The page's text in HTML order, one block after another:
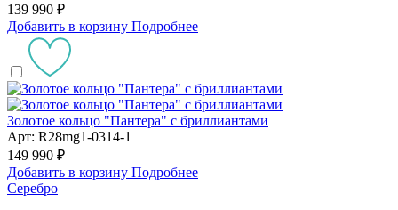
139 990 ₽
Добавить в корзину Подробнее
Золотое кольцо "Пантера" с бриллиантами
Арт: R28mg1-0314-1
149 990 ₽
Добавить в корзину Подробнее
Серебро